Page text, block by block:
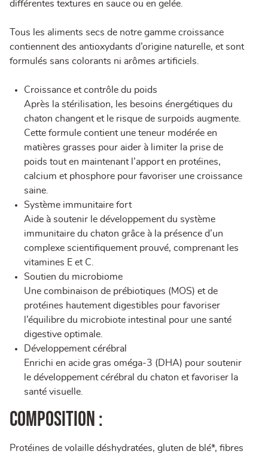
différentes textures en sauce ou en gelée.
Tous les aliments secs de notre gamme croissance
contiennent des antioxydants d’origine naturelle, et sont
formulés sans colorants ni arômes artificiels.
Croissance et contrôle du poids
Après la stérilisation, les besoins énergétiques du
chaton changent et le risque de surpoids augmente.
Cette formule contient une teneur modérée en
matières grasses pour aider à limiter la prise de
poids tout en maintenant l’apport en protéines,
calcium et phosphore pour favoriser une croissance
saine.
Système immunitaire fort
Aide à soutenir le développement du système
immunitaire du chaton grâce à la présence d’un
complexe scientifiquement prouvé, comprenant les
vitamines E et C.
Soutien du microbiome
Une combinaison de prébiotiques (MOS) et de
protéines hautement digestibles pour favoriser
l’équilibre du microbiote intestinal pour une santé
digestive optimale.
Développement cérébral
Enrichi en acide gras oméga-3 (DHA) pour soutenir
le développement cérébral du chaton et favoriser la
santé visuelle.
Composition :
Protéines de volaille déshydratées, gluten de blé*, fibres